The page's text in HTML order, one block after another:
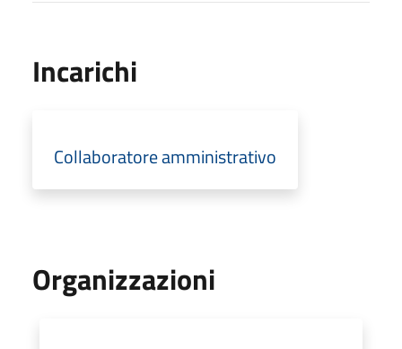
Incarichi
Collaboratore amministrativo
Organizzazioni